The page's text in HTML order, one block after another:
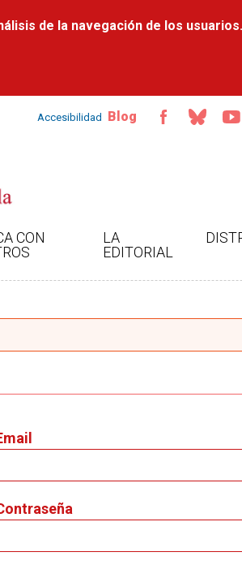
contenido
de la navegación de los usuarios.
Accesibilidad Blog
CON
LA
EDITORIAL